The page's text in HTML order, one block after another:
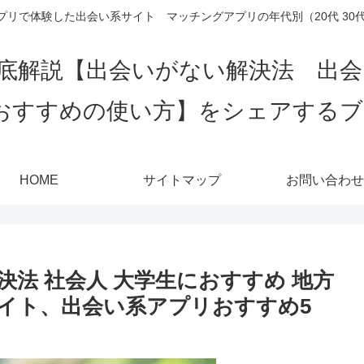
リで体験した出会い系サイト マッチングアプリの年代別（20代 30
解説【出会いがない解決法
すすめの使い方】をシェアす
HOME サイトマップ お問い合わせ
法 社会人 大学生におすすめ 地方
ト、出会い系アプリおすすめ5